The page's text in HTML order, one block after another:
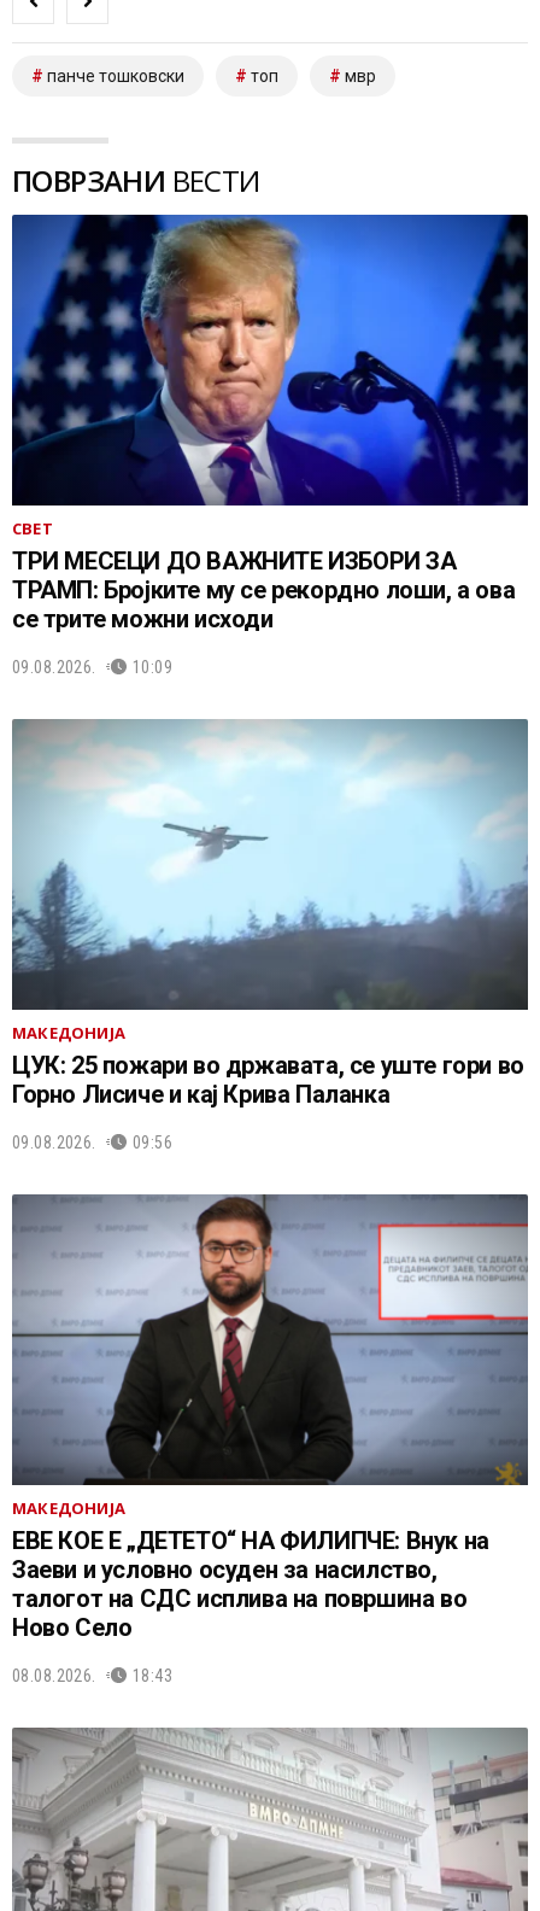
панче тошковски топ мвр
ПОВРЗАНИ ВЕСТИ
СВЕТ
ТРИ МЕСЕЦИ ДО ВАЖНИТЕ ИЗБОРИ ЗА
ТРАМП: Бројките му се рекордно лоши, а ова
се трите можни исходи
09.08.2026. 10:09
МАКЕДОНИЈА
ЦУК: 25 пожари во државата, се уште гори во
Горно Лисиче и кај Крива Паланка
09.08.2026. 09:56
МАКЕДОНИЈА
ЕВЕ КОЕ Е „ДЕТЕТО“ НА ФИЛИПЧЕ: Внук на
Заеви и условно осуден за насилство,
талогот на СДС исплива на површина во
Ново Село
08.08.2026. 18:43